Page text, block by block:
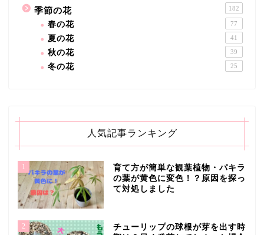
季節の花 182
春の花 77
夏の花 41
秋の花 39
冬の花 25
人気記事ランキング
1
育て方が簡単な観葉植物・パキラ
の葉が黄色に変色！？原因を探っ
て対処しました
2
チューリップの球根が芽を出す時